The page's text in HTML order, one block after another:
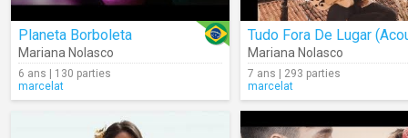
Planeta Borboleta
Mariana Nolasco
6 ans | 130 parties
marcelat
Mariana Nolasco
7 ans | 293 parties
marcelat